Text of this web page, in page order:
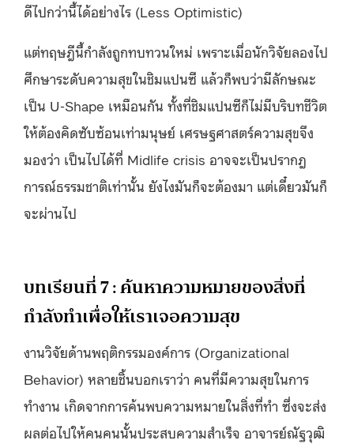
ดีไปกว่านี้ได้อย่างไร (Less Optimistic)
แต่ทฤษฎีนี้กำลังถูกทบทวนใหม่ เพราะเมื่อนักวิจัยลองไป
ศึกษาระดับความสุขในชิมแปนซี แล้วก็พบว่ามีลักษณะ
เป็น U-Shape เหมือนกัน ทั้งที่ชิมแปนซีก็ไม่มีบริบทชีวิต
ให้ต้องคิดซับซ้อนเท่ามนุษย์ เศรษฐศาสตร์ความสุขจึง
มองว่า เป็นไปได้ที่ Midlife crisis อาจจะเป็นปรากฎ
การณ์ธรรมชาติเท่านั้น ยังไงมันก็จะต้องมา แต่เดี๋ยวมันก็
จะผ่านไป
บทเรียนที่ 7 : ค้นหาความหมายของสิ่งที่
กำลังทำเพื่อให้เราเจอความสุข
งานวิจัยด้าน​​พฤติกรรมองค์การ (Organizational
Behavior) หลายชิ้นบอกเราว่า คนที่มีความสุขในการ
ทำงาน เกิดจากการค้นพบความหมายในสิ่งที่ทำ ซึ่งจะส่ง
ผลต่อไปให้คนคนนั้นประสบความสำเร็จ อาจารย์ณัฐวุฒิ